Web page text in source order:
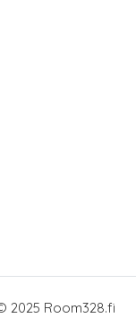
2025 Room328.fi